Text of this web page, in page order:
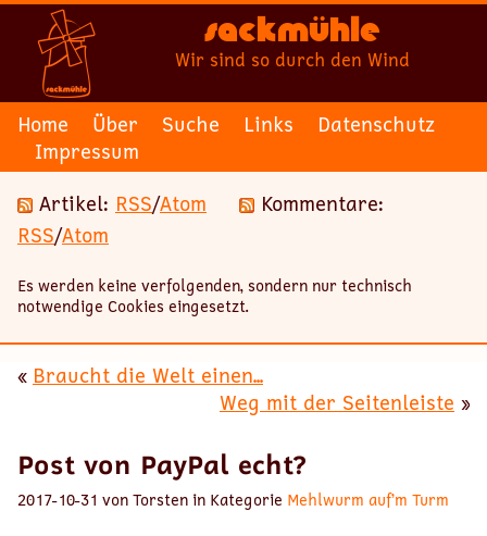
Sackmühle
Wir sind so durch den Wind
Home Über Suche Links
Datenschutz
Impressum
Artikel: RSS/Atom
Kommentare:
RSS/Atom
Es werden keine verfolgenden, sondern nur technisch
notwendige Cookies eingesetzt.
« Braucht die Welt einen...
Weg mit der Seitenleiste »
Post von PayPal echt?
2017-10-31 von Torsten in Kategorie Mehlwurm auf’m Turm